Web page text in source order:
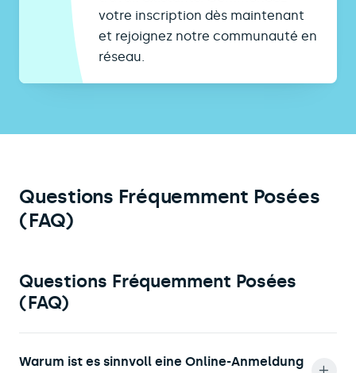
votre inscription dès maintenant
et rejoignez notre communauté en
réseau.
Questions Fréquemment Posées
(FAQ)
Questions Fréquemment Posées
(FAQ)
Warum ist es sinnvoll eine Online-Anmeldung